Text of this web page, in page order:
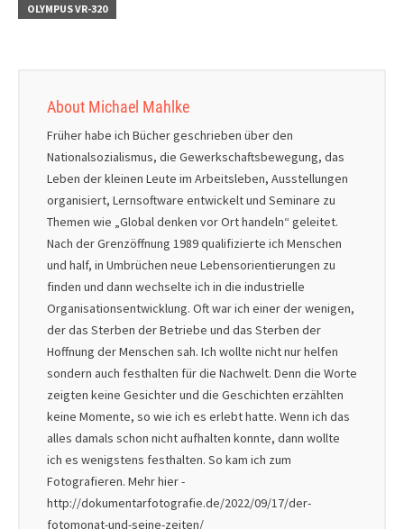
OLYMPUS VR-320
About Michael Mahlke
Früher habe ich Bücher geschrieben über den
Nationalsozialismus, die Gewerkschaftsbewegung, das
Leben der kleinen Leute im Arbeitsleben, Ausstellungen
organisiert, Lernsoftware entwickelt und Seminare zu
Themen wie „Global denken vor Ort handeln“ geleitet.
Nach der Grenzöffnung 1989 qualifizierte ich Menschen
und half, in Umbrüchen neue Lebensorientierungen zu
finden und dann wechselte ich in die industrielle
Organisationsentwicklung. Oft war ich einer der wenigen,
der das Sterben der Betriebe und das Sterben der
Hoffnung der Menschen sah. Ich wollte nicht nur helfen
sondern auch festhalten für die Nachwelt. Denn die Worte
zeigten keine Gesichter und die Geschichten erzählten
keine Momente, so wie ich es erlebt hatte. Wenn ich das
alles damals schon nicht aufhalten konnte, dann wollte
ich es wenigstens festhalten. So kam ich zum
Fotografieren. Mehr hier -
http://dokumentarfotografie.de/2022/09/17/der-
fotomonat-und-seine-zeiten/